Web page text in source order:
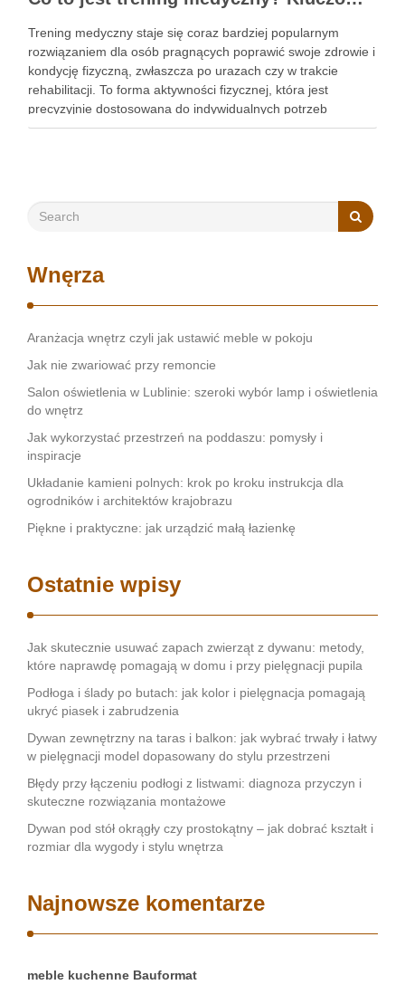
Trening medyczny staje się coraz bardziej popularnym
rozwiązaniem dla osób pragnących poprawić swoje zdrowie i
kondycję fizyczną, zwłaszcza po urazach czy w trakcie
rehabilitacji. To forma aktywności fizycznej, która jest
precyzyjnie dostosowana do indywidualnych potrzeb
pacjentów, co czyni ją wyjątkowo skuteczną w walce z
Wnęrza
Aranżacja wnętrz czyli jak ustawić meble w pokoju
Jak nie zwariować przy remoncie
Salon oświetlenia w Lublinie: szeroki wybór lamp i oświetlenia
do wnętrz
Jak wykorzystać przestrzeń na poddaszu: pomysły i
inspiracje
Układanie kamieni polnych: krok po kroku instrukcja dla
ogrodników i architektów krajobrazu
Piękne i praktyczne: jak urządzić małą łazienkę
Ostatnie wpisy
Jak skutecznie usuwać zapach zwierząt z dywanu: metody,
które naprawdę pomagają w domu i przy pielęgnacji pupila
Podłoga i ślady po butach: jak kolor i pielęgnacja pomagają
ukryć piasek i zabrudzenia
Dywan zewnętrzny na taras i balkon: jak wybrać trwały i łatwy
w pielęgnacji model dopasowany do stylu przestrzeni
Błędy przy łączeniu podłogi z listwami: diagnoza przyczyn i
skuteczne rozwiązania montażowe
Dywan pod stół okrągły czy prostokątny – jak dobrać kształt i
rozmiar dla wygody i stylu wnętrza
Najnowsze komentarze
meble kuchenne Bauformat